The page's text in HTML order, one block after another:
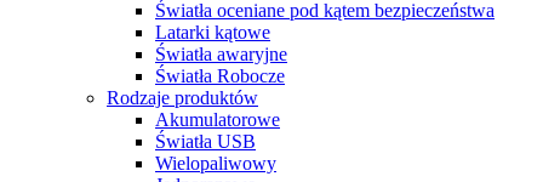
Światła oceniane pod kątem bezpieczeństwa
Latarki kątowe
Światła awaryjne
Światła Robocze
Rodzaje produktów
Akumulatorowe
Światła USB
Wielopaliwowy